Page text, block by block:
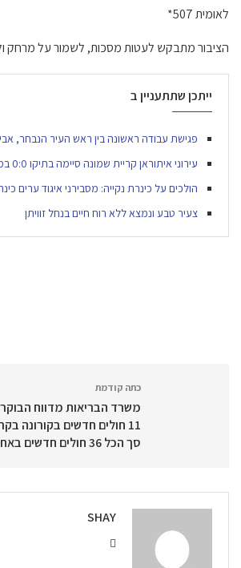
לאומית 507*
הציבור מתבקש לעטות מסכות, לשמור על מרחק
ייתכן שתתעניין ב
פגישת עבודה ראשונה בין ראש העיר הנבחר,
עירוני איתוראן קריית שמונה סיימה בתיקו 0:0 במשחק אימון מול נוף הגליל
הולכים על כינרת נקייה: מסבירני איגוד ערים
צעיר טבע ונמצא ללא רוח חיים בנחל זוויתן
כתה קודמת
11 חולים חדשים בקורונה
סך הכל 36 חולים חדשים באחד עשר ימים
SHAY